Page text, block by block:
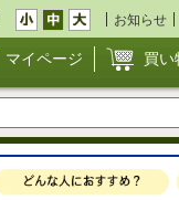
お知らせ
マイページ 買い